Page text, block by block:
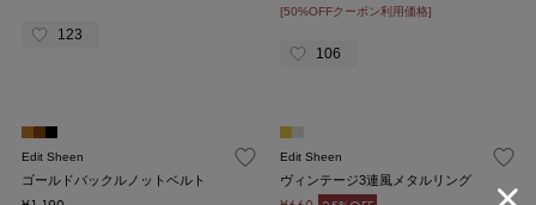
123
[50%OFFクーポン利用価格]
106
Edit Sheen
ゴールドバックルノットベルト
Edit Sheen
ヴィンテージ3連風メタルリング